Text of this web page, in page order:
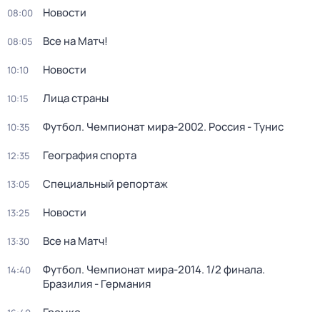
08:00 Новости
08:05 Все на Матч!
10:10 Новости
10:15 Лица страны
10:35 Футбол. Чемпионат мира-2002. Россия - Тунис
12:35 География спорта
13:05 Специальный репортаж
13:25 Новости
13:30 Все на Матч!
14:40
Футбол. Чемпионат мира-2014. 1/2 финала.
Бразилия - Германия